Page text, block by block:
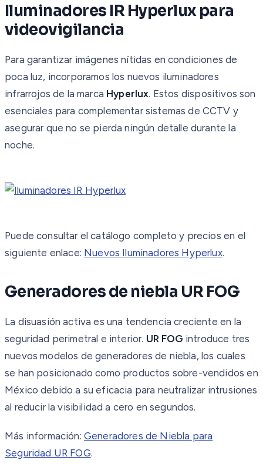
Iluminadores IR Hyperlux para
videovigilancia
Para garantizar imágenes nítidas en condiciones de
poca luz, incorporamos los nuevos iluminadores
infrarrojos de la marca Hyperlux. Estos dispositivos son
esenciales para complementar sistemas de CCTV y
asegurar que no se pierda ningún detalle durante la
noche.
Puede consultar el catálogo completo y precios en el
siguiente enlace: Nuevos Iluminadores Hyperlux.
Generadores de niebla UR FOG
La disuasión activa es una tendencia creciente en la
seguridad perimetral e interior. UR FOG introduce tres
nuevos modelos de generadores de niebla, los cuales
se han posicionado como productos sobre-vendidos en
México debido a su eficacia para neutralizar intrusiones
al reducir la visibilidad a cero en segundos.
Más información: Generadores de Niebla para
Seguridad UR FOG.